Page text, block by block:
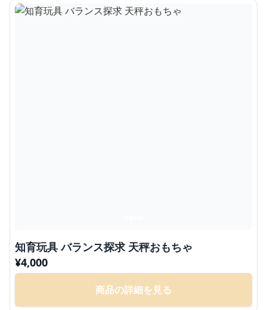
知育玩具 バランス探求 天秤おもちゃ
¥4,000
商品の詳細を見る